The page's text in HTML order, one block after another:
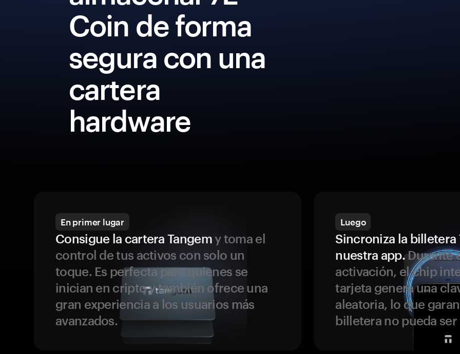
Coin de forma
segura con una
cartera
hardware
En primer lugar
Consigue la cartera Tangemy toma el
control de tus activos con solo un
toque. Es perfecta para quienes se
inician en cripto y también ofrece una
gran experiencia a los usuarios más
avanzados.
Luego
Sincroniza la billetera
nuestra app.Durante
activación, el chip
tarjeta genera una
aleatoria, lo que
billetera no pueda